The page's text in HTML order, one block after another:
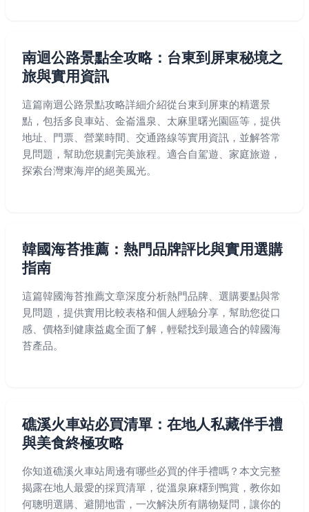
南迴公路景點全攻略：台東到屏東秘境之
旅與實用資訊
這篇南迴公路景點攻略詳細介紹從台東到屏東的精選景
點，包括多良車站、金崙溫泉、太麻里曙光園區等，提供
地址、門票、營業時間、交通路線等實用資訊，並解答常
見問題，幫助您規劃完美旅程。適合自駕遊、家庭旅遊，
探索台灣東海岸的絕美風光。
韓國海苔推薦：熱門品牌評比與實用選購
指南
這篇韓國海苔推薦文章深度分析熱門品牌、選購要點與常
見問題，提供實用比較表格和個人經驗分享，幫助您從口
感、價格到健康益處全面了解，輕鬆找到最適合的韓國海
苔產品。
礁溪火車站必買清單：在地人私藏伴手禮
與美食終極攻略
你知道礁溪火車站周邊有哪些必買的伴手禮嗎？本文完整
揭露在地人最愛的採買清單，從溫泉麻糬到鴨賞，教你如
何聰明選購、避開地雷，一次解決所有購物疑問，讓你的